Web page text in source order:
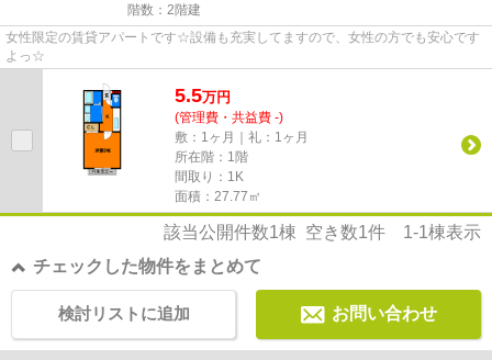
階数：2階建
女性限定の賃貸アパートです☆設備も充実してますので、女性の方でも安心です
よっ☆
5.5万円
(管理費・共益費 -)
敷：1ヶ月｜礼：1ヶ月
所在階：1階
間取り：1K
面積：27.77㎡
該当公開件数1棟 空き数1件 1-1棟表示
チェックした物件をまとめて
お問い合わせ
検討リストに追加